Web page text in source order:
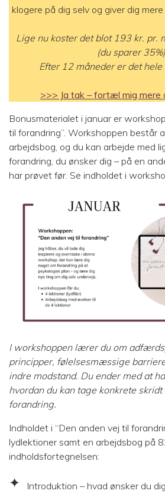
klogere på dig selv og giver dig
Lige nu koster det blot 193 kr. pr.
(du sparer
Efter 12 måneder er det
>>> Ja tak – fortæl mig mere
Bonusmaterialet i januar er
til forandring”. Workshoppen består
arbejdsbog, og du kan arbejde med
forandring, du ønsker dig – på en
har prøvet før. Se indholdet i
I workshoppen lærer du om
principper, følelsesmæssige
indre modstand. Du ender med at
hvordan du kan tage konkrete
forandring.
Indholdet i “Den anden vej til
lydlektioner samt en arbejdsbog på
indholdsfortegnelsen:
Introduktion – hvad ønsker du dig